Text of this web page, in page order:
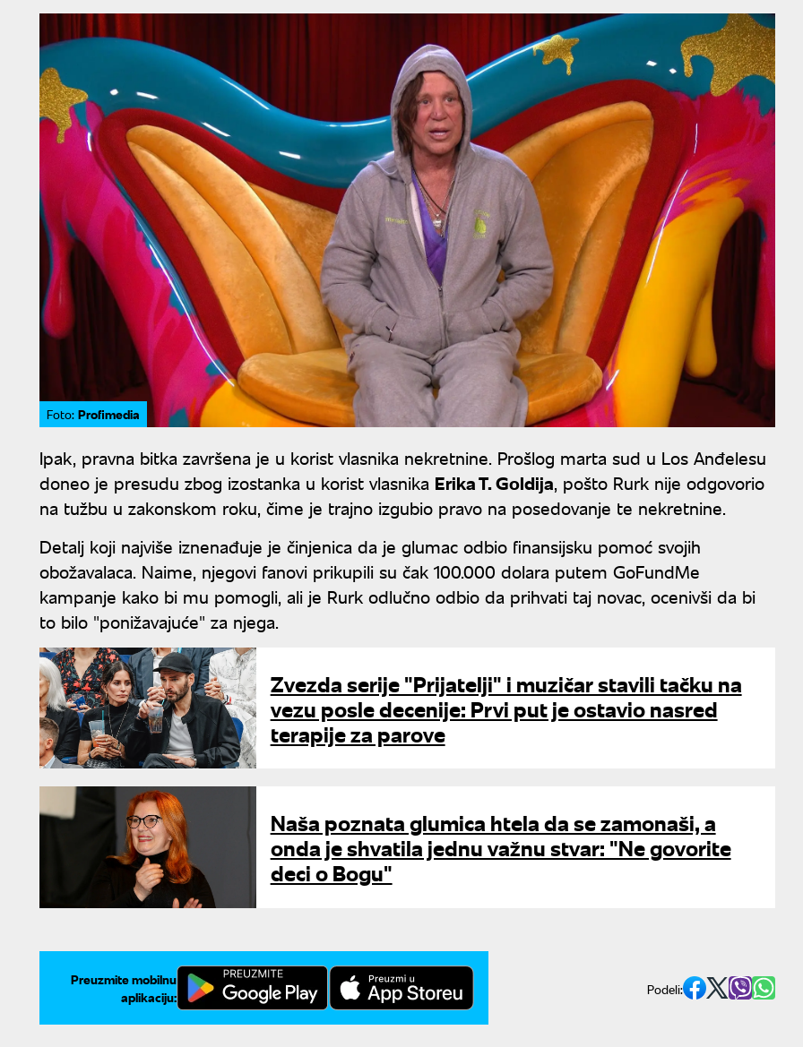
Foto: Profimedia
Ipak, pravna bitka završena je u korist vlasnika nekretnine. Prošlog marta sud u Los Anđelesu
doneo je presudu zbog izostanka u korist vlasnika Erika T. Goldija, pošto Rurk nije odgovorio
na tužbu u zakonskom roku, čime je trajno izgubio pravo na posedovanje te nekretnine.
Detalj koji najviše iznenađuje je činjenica da je glumac odbio finansijsku pomoć svojih
obožavalaca. Naime, njegovi fanovi prikupili su čak 100.000 dolara putem GoFundMe
kampanje kako bi mu pomogli, ali je Rurk odlučno odbio da prihvati taj novac, ocenivši da bi
to bilo "ponižavajuće" za njega.
Zvezda serije "Prijatelji" i muzičar stavili tačku na
vezu posle decenije: Prvi put je ostavio nasred
terapije za parove
Naša poznata glumica htela da se zamonaši, a
onda je shvatila jednu važnu stvar: "Ne govorite
deci o Bogu"
Preuzmite mobilnu
aplikaciju:
Podeli: